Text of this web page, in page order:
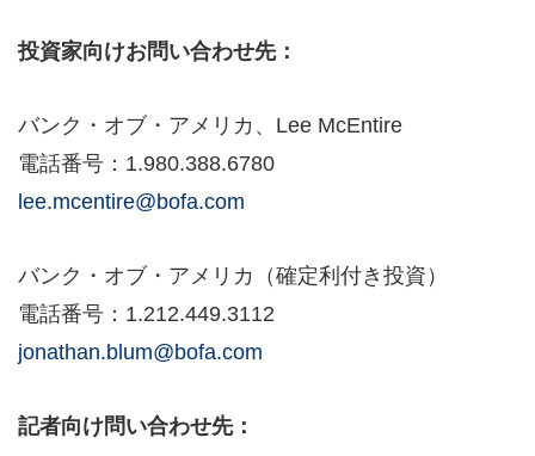
投資家向けお問い合わせ先：
バンク・オブ・アメリカ、Lee McEntire
電話番号：1.980.388.6780
lee.mcentire@bofa.com
バンク・オブ・アメリカ（確定利付き投資）
電話番号：1.212.449.3112
jonathan.blum@bofa.com
記者向け問い合わせ先：